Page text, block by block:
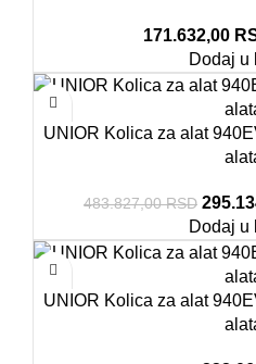
171.632,00
Dodaj u
UNIOR Kolica za alat
483.827,00RSD
Dodaj u
UNIOR Kolica za alat